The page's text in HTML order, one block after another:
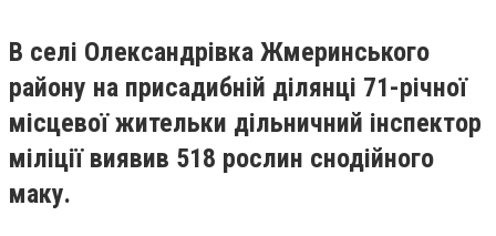
В селі Олександрівка Жмеринського
району на присадибній ділянці 71-річної
місцевої жительки дільничний інспектор
міліції виявив 518 рослин снодійного
маку.